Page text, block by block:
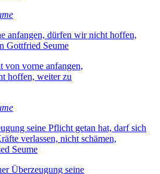
von vorne anfangen,
hoffen, weiter zu
Überzeugung seine